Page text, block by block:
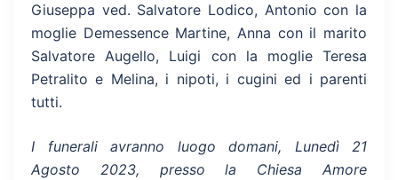
Giuseppa ved. Salvatore Lodico, Antonio con la
moglie Demessence Martine, Anna con il marito
Salvatore Augello, Luigi con la moglie Teresa
Petralito e Melina, i nipoti, i cugini ed i parenti
tutti.
I funerali avranno luogo domani, Lunedì 21
Agosto 2023, presso la Chiesa Amore